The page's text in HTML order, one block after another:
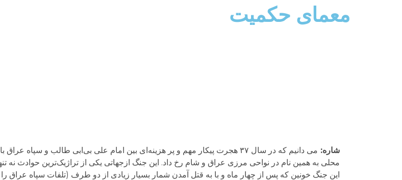
معمای حکمیت
شاره:
می دانیم که در سال ۳۷ هجرت پیکار مهم و پر هزینه‌ای بین امام علی بی‌ابی طالب و
محلی به همین نام در نواحی مرزی عراق و شام رخ داد. این جنگ ازجهاتی یکی از تراژیک‌ترین حوادث نه
این جنگ خونین که پس از چهار ماه و با به قتل آمدن شمار بسیار زیادی از دو طرف (تلفات سپاه عراق